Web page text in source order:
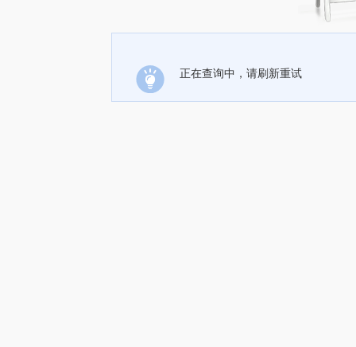
正在查询中，请刷新重试